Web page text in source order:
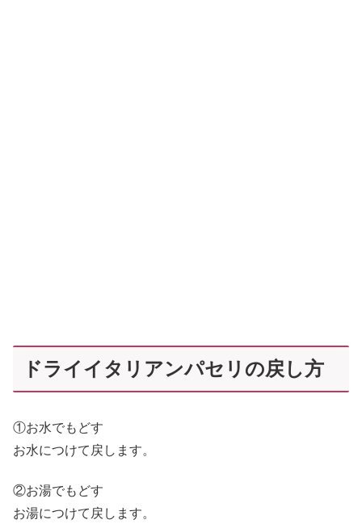
ドライイタリアンパセリの戻し方
①お水でもどす
お水につけて戻します。
②お湯でもどす
お湯につけて戻します。